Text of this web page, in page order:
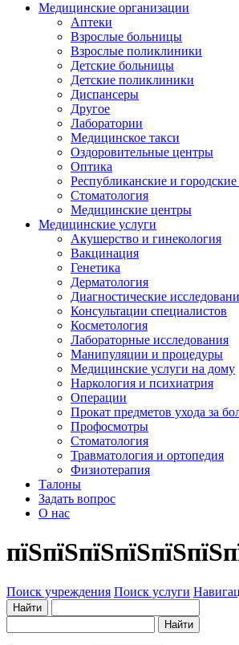
Медицинские организации
Аптеки
Взрослые больницы
Взрослые поликлиники
Детские больницы
Детские поликлиники
Диспансеры
Другое
Лаборатории
Медицинское такси
Оздоровительные центры
Оптика
Республиканские и
Стоматология
Медицинские центры
Медицинские услуги
Акушерство и гинекология
Вакцинация
Генетика
Дерматология
Диагностические
Консультации специалистов
Косметология
Лабораторные исследования
Манипуляции и процедуры
Медицинские услуги на дому
Наркология и психиатрия
Операции
Прокат предметов ухода за
Профосмотры
Стоматология
Травматология и ортопедия
Физиотерапия
Талоны
Задать вопрос
О нас
Поиск учреждения Поиск услуги